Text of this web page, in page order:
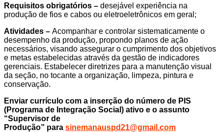
Requisitos obrigatórios – desejável experiência na
produção de fios e cabos ou eletroeletrônicos em geral;
Atividades – Acompanhar e controlar sistematicamente o
desempenho da produção, propondo planos de ação
necessários, visando assegurar o cumprimento dos objetivos
e metas estabelecidas através da gestão de indicadores
gerenciais. Estabelecer diretrizes para a manutenção visual
da seção, no tocante a organização, limpeza, pintura e
conservação.
Enviar currículo com a inserção do número de PIS
(Programa de Integração Social) ativo e o assunto
“Supervisor de
Produção” para sinemanauspd21@gmail.com